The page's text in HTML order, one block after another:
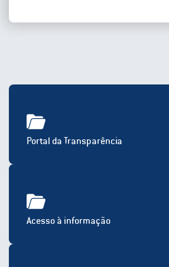
Portal da Transparência
Acesso à informação